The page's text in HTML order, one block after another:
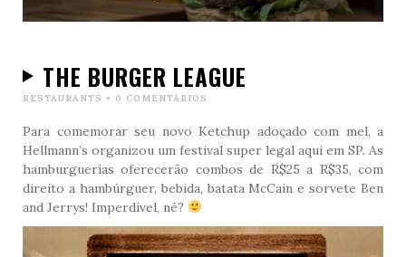
THE BURGER LEAGUE
RESTAURANTS • 0 COMENTÁRIOS
Para comemorar seu novo Ketchup adoçado com mel, a
Hellmann’s organizou um festival super legal aqui em SP. As
hamburguerias oferecerão combos de R$25 a R$35, com
direito a hambúrguer, bebida, batata McCain e sorvete Ben
and Jerrys! Imperdível, né?